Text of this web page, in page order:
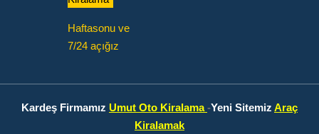
Haftasonu ve
7/24 açığız
Kardeş Firmamız Umut Oto Kiralama-Yeni Sitemiz Araç
Kiralamak